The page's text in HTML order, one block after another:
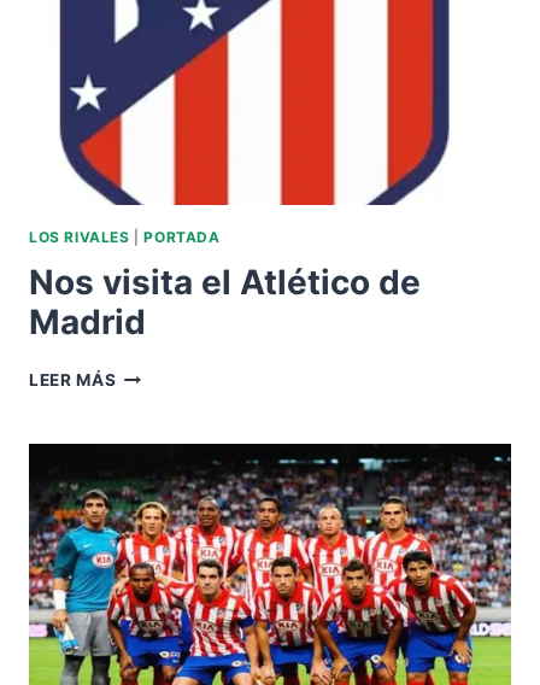
LOS RIVALES |PORTADA
Nos visita el Atlético de
Madrid
LEER MÁS NOS
ATLÉTICO
DE
MADRID